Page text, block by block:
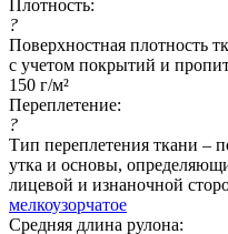
Плотность:
?
Поверхностная плотность
с учетом покрытий и
150 г/м²
Переплетение:
?
Тип переплетения ткани –
утка и основы,
лицевой и изнаночной
мелкоузорчатое
Средняя длина рулона: